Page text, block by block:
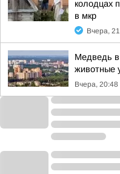
колодцах
в мкр
Вчера,
Медведь в
животные
Вчера, 20:48